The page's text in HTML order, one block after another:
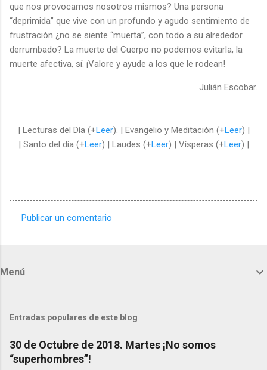
que nos provocamos nosotros mismos? Una persona
“deprimida” que vive con un profundo y agudo sentimiento de
frustración ¿no se siente “muerta”, con todo a su alrededor
derrumbado? La muerte del Cuerpo no podemos evitarla, la
muerte afectiva, sí. ¡Valore y ayude a los que le rodean!
Julián Escobar.
| Lecturas del Día (+Leer). | Evangelio y Meditación (+Leer) |
| Santo del día (+Leer) | Laudes (+Leer) | Vísperas (+Leer) |
t
r
i
Publicar un comentario
Menú
Entradas populares de este blog
30 de Octubre de 2018. Martes ¡No somos
“superhombres”!